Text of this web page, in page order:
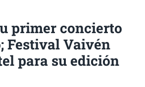
primer concierto
Festival Vaivén
para su edición